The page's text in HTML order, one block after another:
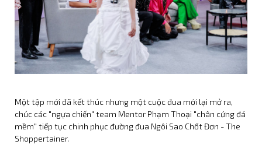
Một tập mới đã kết thúc nhưng một cuộc đua mới lại mở ra,
chúc các "ngựa chiến" team Mentor Phạm Thoại "chân cứng đá
mềm" tiếp tục chinh phục đường đua Ngôi Sao Chốt Đơn - The
Shoppertainer.
Đỗ Nhật Hoàng, Luna và
Chu Nhã Mi hội ngộ tại sự
kiện SK-II x POP MART -
"Free to Bare Your Love"
Tour guide Steven
Huỳnh trải nghiệm văn
hóa, ẩm thực TP.HCM